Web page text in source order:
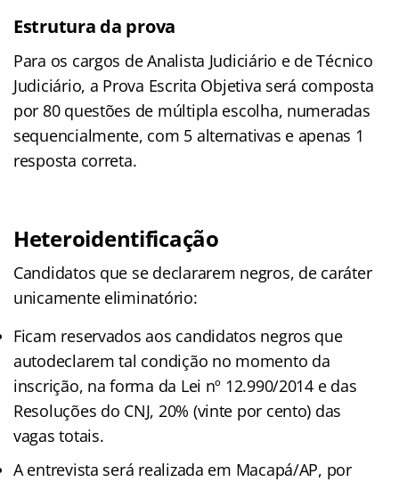
Estrutura da prova
Para os cargos de Analista Judiciário e de Técnico
Judiciário, a Prova Escrita Objetiva será composta
por 80 questões de múltipla escolha, numeradas
sequencialmente, com 5 alternativas e apenas 1
resposta correta.
Heteroidentificação
Candidatos que se declararem negros, de caráter
unicamente eliminatório:
Ficam reservados aos candidatos negros que
autodeclarem tal condição no momento da
inscrição, na forma da Lei nº 12.990/2014 e das
Resoluções do CNJ, 20% (vinte por cento) das
vagas totais.
A entrevista será realizada em Macapá/AP, por